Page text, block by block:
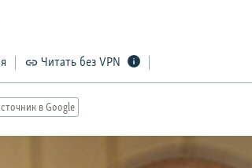
Читать без VPN
в Google